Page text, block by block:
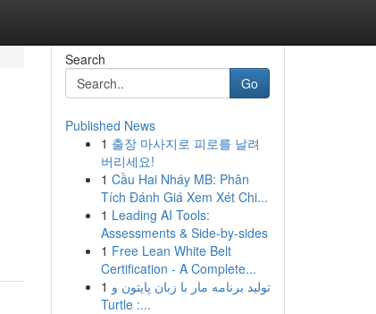
Search
Go
Published News
1 출장 마사지로 피로를 날려
버리세요!
1 Cầu Hai Nháy MB: Phân
Tích Đánh Giá Xem Xét Chi...
1 Leading AI Tools:
Assessments & Side-by-sides
1 Free Lean White Belt
Certification - A Complete...
1 تولید برنامه مار با زبان پایتون و
Turtle :...